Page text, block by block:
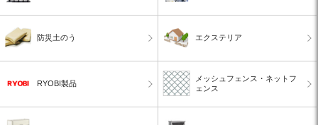
防災土のう エクステリア
RYOBI製品
メッシュフェンス・ネットフ
ェンス